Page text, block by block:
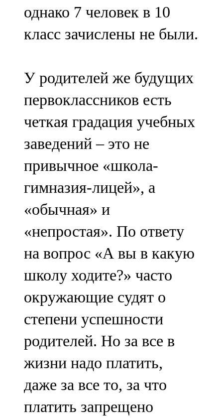
однако 7 человек в 10
класс зачислены не были.
У родителей же будущих
первоклассников есть
четкая градация учебных
заведений – это не
привычное «школа-
гимназия-лицей», а
«обычная» и
«непростая». По ответу
на вопрос «А вы в какую
школу ходите?» часто
окружающие судят о
степени успешности
родителей. Но за все в
жизни надо платить,
даже за все то, за что
платить запрещено